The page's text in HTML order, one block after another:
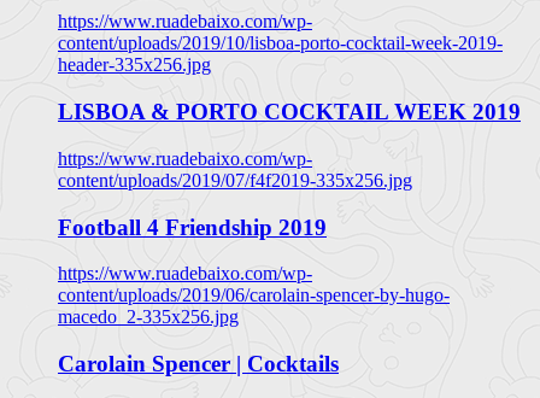
https://www.ruadebaixo.com/wp-
content/uploads/2019/10/lisboa-porto-cocktail-week-2019-
header-335x256.jpg
LISBOA & PORTO COCKTAIL WEEK 2019
https://www.ruadebaixo.com/wp-
content/uploads/2019/07/f4f2019-335x256.jpg
Football 4 Friendship 2019
https://www.ruadebaixo.com/wp-
content/uploads/2019/06/carolain-spencer-by-hugo-
macedo_2-335x256.jpg
Carolain Spencer | Cocktails